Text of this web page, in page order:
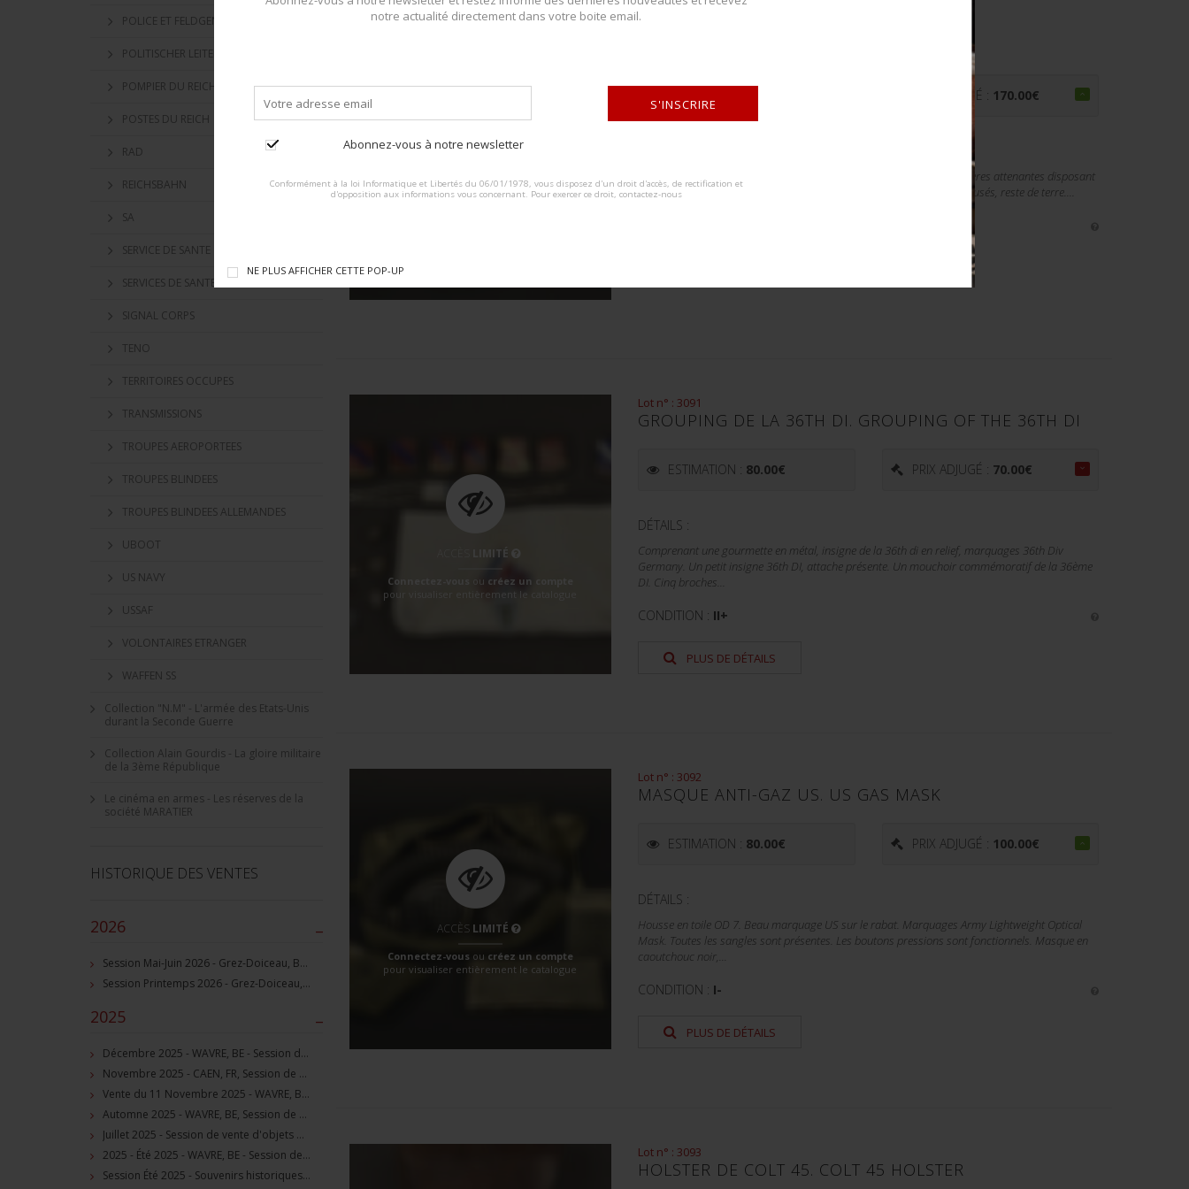
notre actualité directement dans votre boite email.
Abonnez-vous à notre newsletter
S'INSCRIRE
Conformément à la loi Informatique et Libertés du 06/01/1978, vous disposez d'un droit d'accès, de rectification et
d'opposition aux informations vous concernant. Pour exercer ce droit, contactez-nous
NE PLUS AFFICHER CETTE POP-UP
ACCÈS LIMITÉ
PRIX ADJUGÉ : 170.00€
En cuir marron, sept œillets de laçage, les lacets sont présents. Jambières attenantes disposant
de leurs deux boucles de fermeture. Paire homogène. Semelles talons usés, reste de terre....
LIMITÉ
Connectez-vous ou créez un compte
pour visualiser entièrement le catalogue
Lot n° : 3091
GROUPING DE LA 36TH DI. GROUPING OF THE 36TH DI
ESTIMATION : 80.00€ PRIX ADJUGÉ : 70.00€
DÉTAILS :
Comprenant une gourmette en métal, insigne de la 36th di en relief, marquages 36th Div
Germany. Un petit insigne 36th DI, attache présente. Un mouchoir commémoratif de la 36ème
DI. Cinq broches...
CONDITION : II+
PLUS DE DÉTAILS
ACCÈS LIMITÉ
Connectez-vous ou créez un compte
pour visualiser entièrement le catalogue
Lot n° : 3092
MASQUE ANTI-GAZ US. US GAS MASK
ESTIMATION : 80.00€ PRIX ADJUGÉ : 100.00€
DÉTAILS :
Housse en toile OD 7. Beau marquage US sur le rabat. Marquages Army Lightweight Optical
Mask. Toutes les sangles sont présentes. Les boutons pressions sont fonctionnels. Masque en
caoutchouc noir,...
CONDITION : I-
PLUS DE DÉTAILS
Lot n° : 3093
HOLSTER DE COLT 45. COLT 45 HOLSTER
POLICE ET FELDGENDARMERIE
POLITISCHER LEITER
POMPIER DU REICH
POSTES DU REICH
RAD
REICHSBAHN
SA
SERVICE DE SANTE
SERVICES DE SANTE LUFTWAFFE
SIGNAL CORPS
TENO
TERRITOIRES OCCUPES
TRANSMISSIONS
TROUPES AEROPORTEES
TROUPES BLINDEES
TROUPES BLINDEES ALLEMANDES
UBOOT
US NAVY
USSAF
VOLONTAIRES ETRANGER
WAFFEN SS
Collection "N.M" - L'armée des Etats-Unis
durant la Seconde Guerre
Collection Alain Gourdis - La gloire militaire
de la 3ème République
Le cinéma en armes - Les réserves de la
société MARATIER
HISTORIQUE DES VENTES
–
2026
Session Mai-Juin 2026 - Grez-Doiceau, BE - Session de vente d'objets militaire et souvenirs historiques
Session Printemps 2026 - Grez-Doiceau, BE - Session de vente d'objets militaire et souvenirs historiques
–
2025
Décembre 2025 - WAVRE, BE - Session de vente d'objets militaire et souvenirs historiques
Novembre 2025 - CAEN, FR, Session de vente d'objets et souvenirs militaires
Vente du 11 Novembre 2025 - WAVRE, BE, avec Militaria Auction
Automne 2025 - WAVRE, BE, Session de vente d'objets militaire et souvenirs historiques
Juillet 2025 - Session de vente d'objets militaire et historiques, Wavre, BE
2025 - Été 2025 - WAVRE, BE - Session de vente d'objets militaire et souvenirs historiques
Session Été 2025 - Souvenirs historiques et militaires